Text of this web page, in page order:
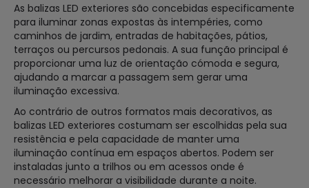
As balizas LED exteriores são concebidas especificamente
para iluminar zonas expostas às intempéries, como
caminhos de jardim, entradas de habitações, pátios,
terraços ou percursos pedonais. A sua função principal é
proporcionar uma luz de orientação cómoda e segura,
ajudando a marcar a passagem sem gerar uma
iluminação excessiva.
Ao contrário de outros formatos mais decorativos, as
balizas LED exteriores costumam ser escolhidas pela sua
resistência e pela capacidade de manter uma
iluminação contínua em espaços abertos. Podem ser
instaladas junto a trilhos ou em acessos onde é
necessário melhorar a visibilidade durante a noite.